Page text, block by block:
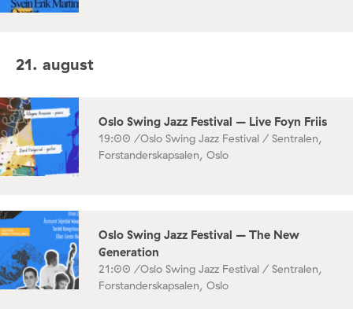
21. august
Oslo Swing Jazz Festival – Live Foyn Friis
19:00 /Oslo Swing Jazz Festival / Sentralen,
Forstanderskapsalen, Oslo
Oslo Swing Jazz Festival – The New
Generation
21:00 /Oslo Swing Jazz Festival / Sentralen,
Forstanderskapsalen, Oslo